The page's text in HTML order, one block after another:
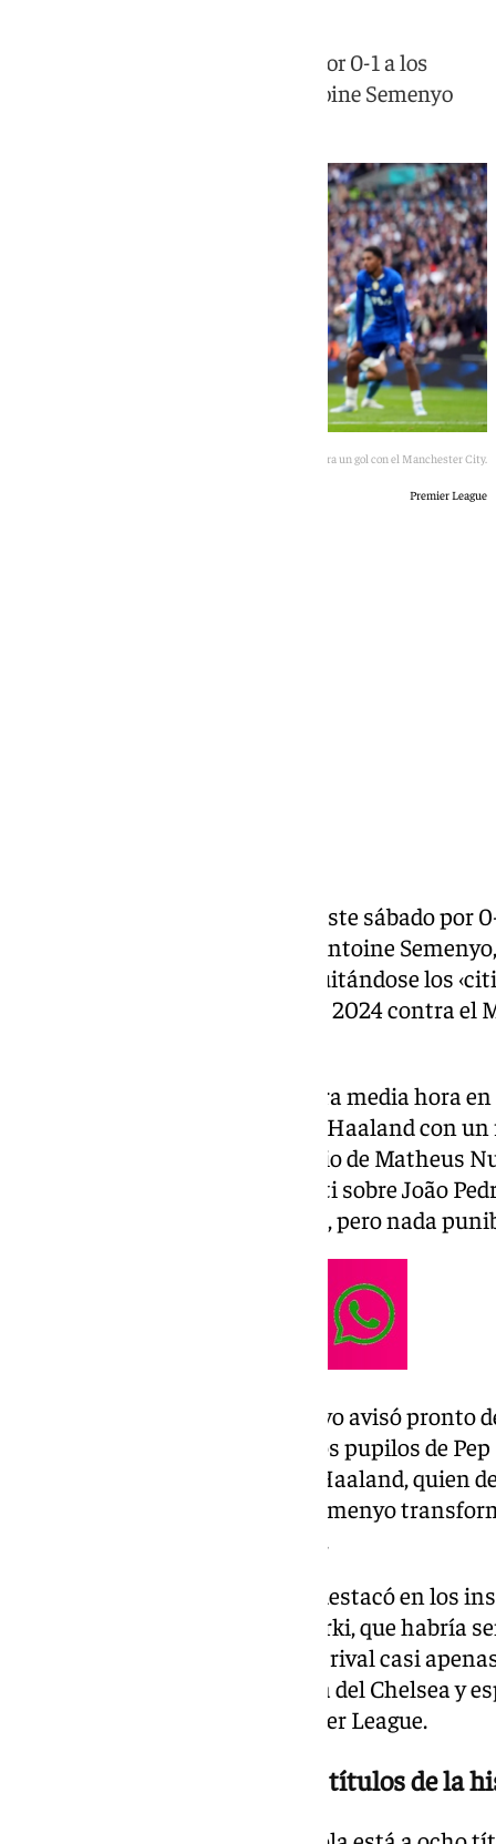
El conjunto 'citizens' ha ganado por 0-1 a los
'blues' gracias a un golazo de Antoine Semenyo
Antoine Semenyo celebra un gol con el Manchester City.
Premier League
El Manchester City ha ganado este sábado por
FA Cup, gracias a un golazo de Antoine
por octava vez en su historia, quitándose los
últimas dos finales perdidas, en 2024 contra
Poco antes de cumplir la primera media hora
metió un gol, por obra de Erling Haaland con
anulado por fuera de juego previo de Matheus
los ‘blues’ reclamaron un penalti sobre João
Abdukodir Khusanov en carrera, pero nada
Al regreso del descanso, Semenyo avisó pronto
alto, pero el gol se le resistió a los pupilos de
Bernardo Silva filtró un pase a Haaland, quien
derecho dio un pase raso que Semenyo
cruzó el balón y batió al portero.
Precisamente Robert Sánchez destacó en los
parada tras volea de Rayan Cherki, que habría
lo acabó necesitando porque su rival casi
Esto constató la mala campaña del Chelsea y
su reñido desenlace en la Premier League.
El segundo técnico con más títulos de la